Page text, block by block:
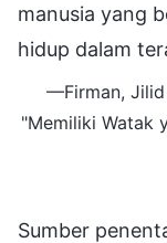
manusia yang
hidup dalam
—Firman, Jilid
"Memiliki Watak
Sumber